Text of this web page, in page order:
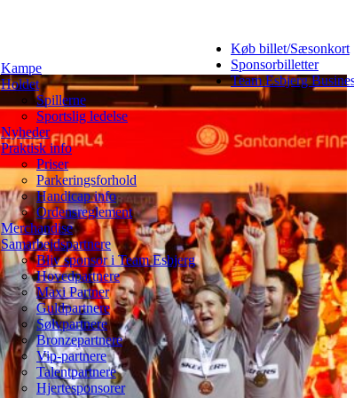
Køb billet/Sæsonkort
Sponsorbilletter
Team Esbjerg
Kampe
Holdet
Spillerne
Sportslig ledelse
Nyheder
Praktisk info
Priser
Parkeringsforhold
Handicap info
Ordensreglement
Merchandise
Samarbejdspartnere
Bliv sponsor i Team Esbjerg
Hovedpartnere
Maxi Partner
Guldpartnere
Sølvpartnere
Bronzepartnere
Vip-partnere
Talentpartnere
Hjertesponsorer